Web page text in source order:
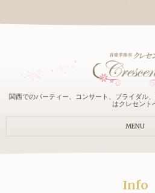
関西でのパーティー、コンサート、ブライダル
はクレセント
MENU
Info